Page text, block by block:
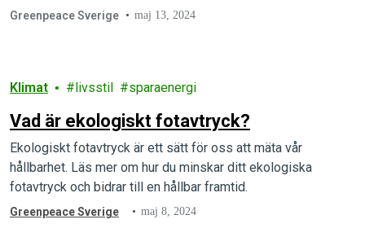
Greenpeace Sverige maj 13, 2024
Klimat livsstil sparaenergi
Vad är ekologiskt fotavtryck?
Ekologiskt fotavtryck är ett sätt för oss att mäta vår
hållbarhet. Läs mer om hur du minskar ditt ekologiska
fotavtryck och bidrar till en hållbar framtid.
Greenpeace Sverige maj 8, 2024